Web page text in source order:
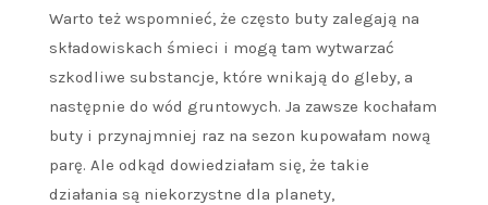
Warto też wspomnieć, że często buty zalegają na
składowiskach śmieci i mogą tam wytwarzać
szkodliwe substancje, które wnikają do gleby, a
następnie do wód gruntowych. Ja zawsze kochałam
buty i przynajmniej raz na sezon kupowałam nową
parę. Ale odkąd dowiedziałam się, że takie
działania są niekorzystne dla planety,